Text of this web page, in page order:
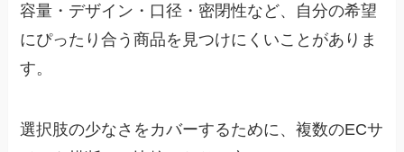
容量・デザイン・口径・密閉性など、自分の希望
にぴったり合う商品を見つけにくいことがありま
す。
選択肢の少なさをカバーするために、複数のECサ